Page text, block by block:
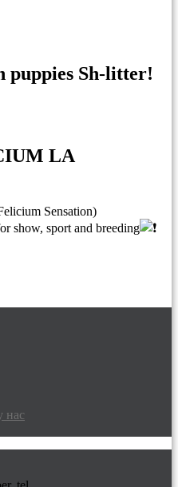
puppies Sh-litter!
LA
Sensation)
show, sport and breeding
Via Felicium,
нас